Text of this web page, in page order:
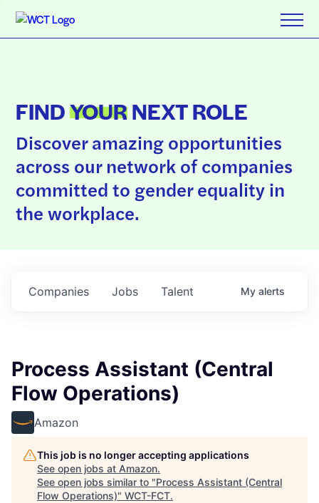
FINDYOURNEXT ROLE
Discover amazing opportunities
across our network of companies
committed to gender equality in
the workplace.
Jobs
Companies Talent My alerts
Process Assistant (Central
Flow Operations)
Amazon
This job is no longer accepting applications
See open jobs at Amazon.
See open jobs similar to "Process Assistant (Central
Flow Operations)" WCT-FCT.